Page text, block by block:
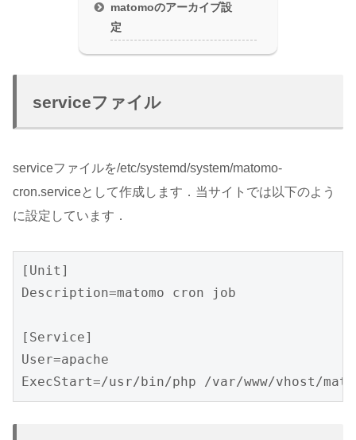
matomoのアーカイブ設
定
serviceファイル
serviceファイルを/etc/systemd/system/matomo-
cron.serviceとして作成します．当サイトでは以下のよう
に設定しています．
[Unit]
Description=matomo cron job
[Service]
User=apache